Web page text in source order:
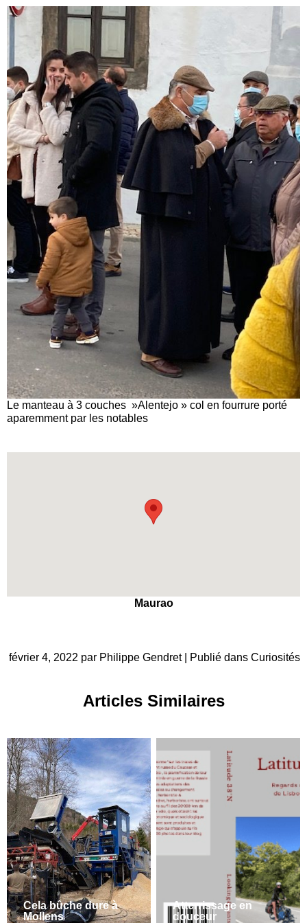
Le manteau à 3 couches »Alentejo » col en fourrure porté
aparemment par les notables
Maurao
février 4, 2022 par Philippe Gendret | Publié dans Curiosités
Articles Similaires
Cela bûche dure à
Mollens
Atterrissage en
douceur